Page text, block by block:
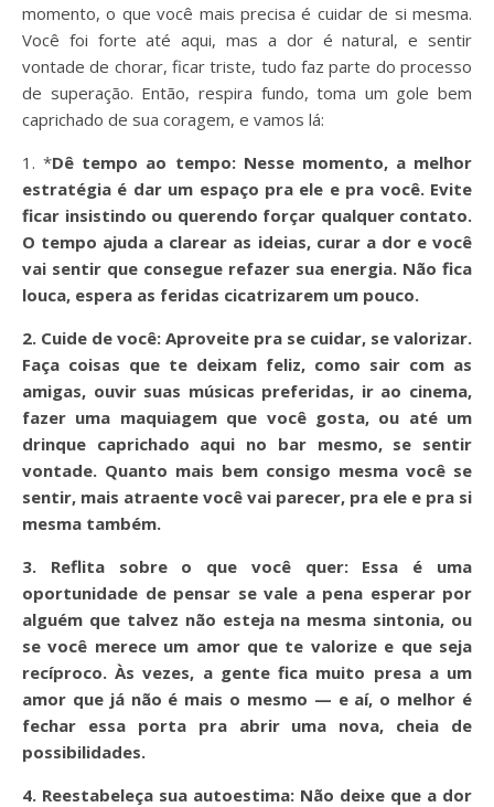
momento, o que você mais precisa é cuidar de si mesma.
Você foi forte até aqui, mas a dor é natural, e sentir
vontade de chorar, ficar triste, tudo faz parte do processo
de superação. Então, respira fundo, toma um gole bem
caprichado de sua coragem, e vamos lá:
1. *Dê tempo ao tempo:Nesse momento, a melhor
estratégia é dar um espaço pra ele e pra você. Evite
ficar insistindo ou querendo forçar qualquer contato.
O tempo ajuda a clarear as ideias, curar a dor e você
vai sentir que consegue refazer sua energia. Não fica
louca, espera as feridas cicatrizarem um pouco.
2. Cuide de você: Aproveite pra se cuidar, se valorizar.
Faça coisas que te deixam feliz, como sair com as
amigas, ouvir suas músicas preferidas, ir ao cinema,
fazer uma maquiagem que você gosta, ou até um
drinque caprichado aqui no bar mesmo, se sentir
vontade. Quanto mais bem consigo mesma você se
sentir, mais atraente você vai parecer, pra ele e pra si
mesma também.
3. Reflita sobre o que você quer:Essa é uma
oportunidade de pensar se vale a pena esperar por
alguém que talvez não esteja na mesma sintonia, ou
se você merece um amor que te valorize e que seja
recíproco. Às vezes, a gente fica muito presa a um
amor que já não é mais o mesmo — e aí, o melhor é
fechar essa porta pra abrir uma nova, cheia de
possibilidades.
4. Reestabeleça sua autoestima: Não deixe que a dor